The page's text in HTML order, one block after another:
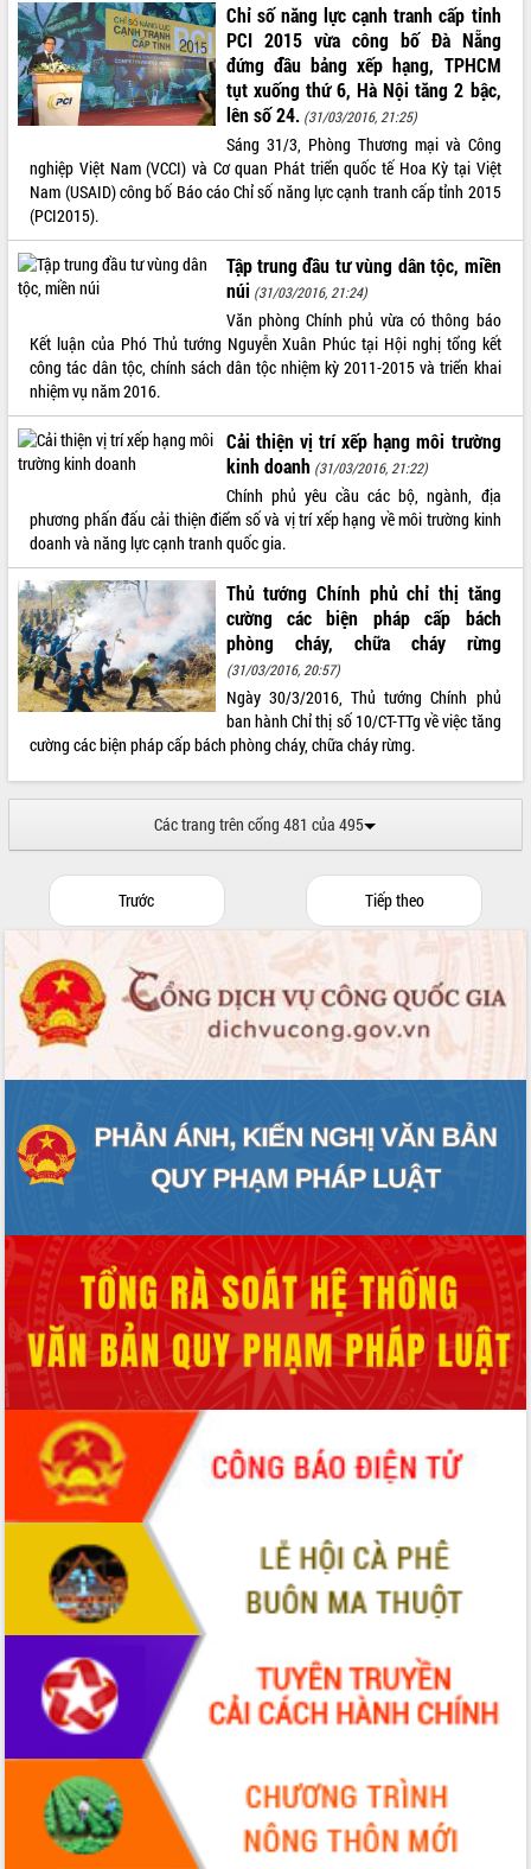
LIÊN KẾT WEB
THỐNG KÊ TRUY CẬP
Hôm nay: 22645
Tất cả: 66108313
Chỉ số năng lực cạnh tranh cấp tỉnh
PCI 2015 vừa công bố Đà Nẵng
đứng đầu bảng xếp hạng, TPHCM
tụt xuống thứ 6, Hà Nội tăng 2 bậc,
lên số 24. (31/03/2016, 21:25)
Sáng 31/3, Phòng Thương mại và Công
nghiệp Việt Nam (VCCI) và Cơ quan Phát triển quốc tế Hoa Kỳ tại Việt
Nam (USAID) công bố Báo cáo Chỉ số năng lực cạnh tranh cấp tỉnh 2015
(PCI2015).
Tập trung đầu tư vùng dân tộc, miền
núi (31/03/2016, 21:24)
Văn phòng Chính phủ vừa có thông báo
Kết luận của Phó Thủ tướng Nguyễn Xuân Phúc tại Hội nghị tổng kết
công tác dân tộc, chính sách dân tộc nhiệm kỳ 2011-2015 và triển khai
nhiệm vụ năm 2016.
Cải thiện vị trí xếp hạng môi trường
kinh doanh (31/03/2016, 21:22)
Chính phủ yêu cầu các bộ, ngành, địa
phương phấn đấu cải thiện điểm số và vị trí xếp hạng về môi trường kinh
doanh và năng lực cạnh tranh quốc gia.
Thủ tướng Chính phủ chỉ thị tăng
cường các biện pháp cấp bách
phòng cháy, chữa cháy rừng
(31/03/2016, 20:57)
Ngày 30/3/2016, Thủ tướng Chính phủ
ban hành Chỉ thị số 10/CT-TTg về việc tăng
cường các biện pháp cấp bách phòng cháy, chữa cháy rừng.
Các trang trên cổng 481 của 495
Trước Tiếp theo